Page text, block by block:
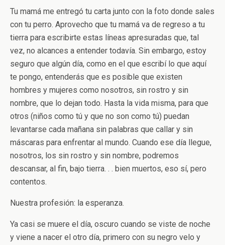
Tu mamá me entregó tu carta junto con la foto donde sales
con tu perro. Aprovecho que tu mamá va de regreso a tu
tierra para escribirte estas líneas apresuradas que, tal
vez, no alcances a entender todavía. Sin embargo, estoy
seguro que algún día, como en el que escribí lo que aquí
te pongo, entenderás que es posible que existen
hombres y mujeres como nosotros, sin rostro y sin
nombre, que lo dejan todo. Hasta la vida misma, para que
otros (niños como tú y que no son como tú) puedan
levantarse cada mañana sin palabras que callar y sin
máscaras para enfrentar al mundo. Cuando ese día llegue,
nosotros, los sin rostro y sin nombre, podremos
descansar, al fin, bajo tierra. . . bien muertos, eso sí, pero
contentos.
Nuestra profesión: la esperanza.
Ya casi se muere el día, oscuro cuando se viste de noche
y viene a nacer el otro día, primero con su negro velo y